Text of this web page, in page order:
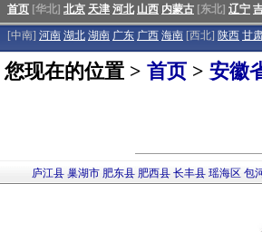
首页 [华北] 北京 天津 河北 山西 内蒙古 [东北] 辽宁
[中南] 河南 湖北 湖南 广东 广西 海南 [西北] 陕西 甘
您现在的位置 > 首页 > 安徽
庐江县 巢湖市 肥东县 肥西县 长丰县 瑶海区 包